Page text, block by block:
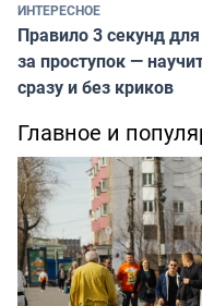
ИНТЕРЕСНОЕ
Правило 3 секунд
за проступок —
сразу и без криков
Главное и